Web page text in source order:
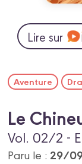
Lire sur
Aventure
Le
Vol. 02/2 -
Paru le : 29/